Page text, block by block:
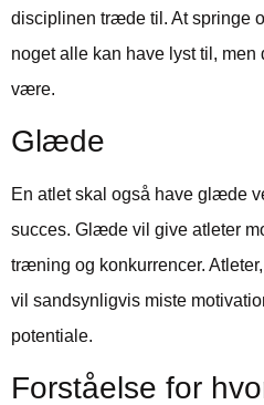
disciplinen træde til. At springe
noget alle kan have lyst til,
være.
Glæde
En atlet skal også have glæde
succes. Glæde vil give atleter
træning og konkurrencer.
vil sandsynligvis miste
potentiale.
Forståelse for